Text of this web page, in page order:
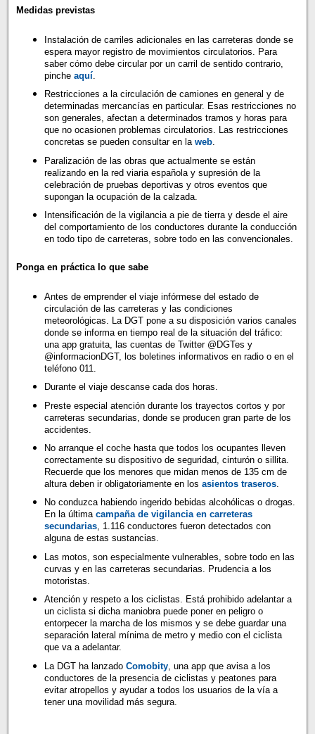
Medidas previstas
Instalación de carriles adicionales en las carreteras donde se
espera mayor registro de movimientos circulatorios. Para
saber cómo debe circular por un carril de sentido contrario,
pinche aquí.
Restricciones a la circulación de camiones en general y de
determinadas mercancías en particular. Esas restricciones no
son generales, afectan a determinados tramos y horas para
que no ocasionen problemas circulatorios. Las restricciones
concretas se pueden consultar en la web.
Paralización de las obras que actualmente se están
realizando en la red viaria española y supresión de la
celebración de pruebas deportivas y otros eventos que
supongan la ocupación de la calzada.
Intensificación de la vigilancia a pie de tierra y desde el aire
del comportamiento de los conductores durante la conducción
en todo tipo de carreteras, sobre todo en las convencionales.
Ponga en práctica lo que sabe
Antes de emprender el viaje infórmese del estado de
circulación de las carreteras y las condiciones
meteorológicas. La DGT pone a su disposición varios canales
donde se informa en tiempo real de la situación del tráfico:
una app gratuita, las cuentas de Twitter @DGTes y
@informacionDGT, los boletines informativos en radio o en el
teléfono 011.
Durante el viaje descanse cada dos horas.
Preste especial atención durante los trayectos cortos y por
carreteras secundarias, donde se producen gran parte de los
accidentes.
No arranque el coche hasta que todos los ocupantes lleven
correctamente su dispositivo de seguridad, cinturón o sillita.
Recuerde que los menores que midan menos de 135 cm de
altura deben ir obligatoriamente en los asientos traseros.
No conduzca habiendo ingerido bebidas alcohólicas o drogas.
En la última campaña de vigilancia en carreteras
secundarias, 1.116 conductores fueron detectados con
alguna de estas sustancias.
Las motos, son especialmente vulnerables, sobre todo en las
curvas y en las carreteras secundarias. Prudencia a los
motoristas.
Atención y respeto a los ciclistas. Está prohibido adelantar a
un ciclista si dicha maniobra puede poner en peligro o
entorpecer la marcha de los mismos y se debe guardar una
separación lateral mínima de metro y medio con el ciclista
que va a adelantar.
La DGT ha lanzado Comobity, una app que avisa a los
conductores de la presencia de ciclistas y peatones para
evitar atropellos y ayudar a todos los usuarios de la vía a
tener una movilidad más segura.